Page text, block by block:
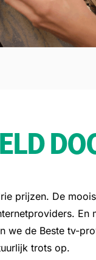
prijzen. De
En
we de Beste tv-
trots op.